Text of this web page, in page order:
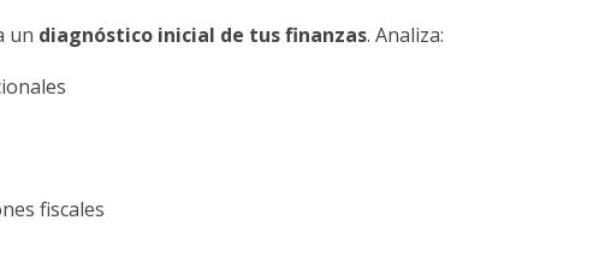
un diagnóstico inicial de tus finanzas. Analiza:
fiscales